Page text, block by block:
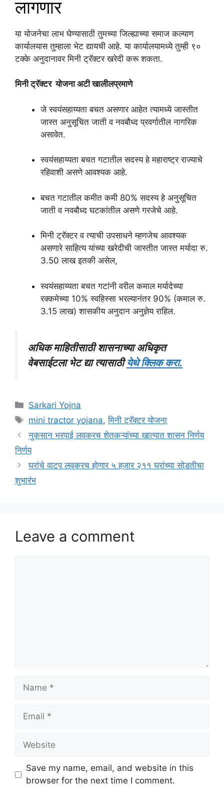
लागणार
या योजनेचा लाभ घेण्यासाठी तुमच्या जिल्ह्याच्या समाज कल्याण
कार्यालयास तुम्हाला भेट द्यायची आहे. या कार्यालयामध्ये तुम्ही ९०
टक्के अनुदानावर मिनी ट्रॅक्टर खरेदी करू शकता.
मिनी ट्रॅक्टर योजना अटी खालीलप्रमाणे
जे स्वयंसहाय्यता बचत असणार आहेत त्यामध्ये जास्तीत
जास्त अनुसूचित जाती व नवबौध्द प्रवर्गातील नागरिक
असावेत.
स्वयंसहाय्यता बचत गटातील सदस्य हे महाराष्ट्र राज्याचे
रहिवाशी असणे आवश्यक आहे.
बचत गटातील कमीत कमी 80% सदस्य हे अनुसूचित
जाती व नवबौध्द घटकांतील असणे गरजेचे आहे.
मिनी ट्रॅक्टर व त्याची उपसाधने म्हणजेच आवश्यक
असणारे साहित्य यांच्या खरेदीची जास्तीत जास्त मर्यादा रु.
3.50 लाख इतकी असेल,
स्वयंसहाय्यता बचत गटांनी वरील कमाल मर्यादेच्या
रक्कमेच्या 10% स्वहिस्सा भरल्यानंतर 90% (कमाल रु.
3.15 लाख) शासकीय अनुदान अनुज्ञेय राहिल.
अधिक माहितीसाठी शासनाच्या अधिकृत
वेबसाईटला भेट द्या त्यासाठीयेथे क्लिक करा.
Categories
Sarkari Yojna
Tags
mini tractor yojana,मिनी ट्रॅक्टर योजना
नुकसान भरपाई लवकरच शेतकऱ्यांच्या खात्यात शासन निर्णय
निर्णय
घरांचे वाटप लवकरच होणार ५ हजार २११ घरांच्या सोडतीचा
शुभारंभ
Leave a comment
Name
Email
Website
Save my name, email, and website in this
browser for the next time I comment.